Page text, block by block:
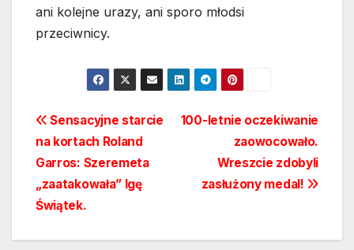
ani kolejne urazy, ani sporo młodsi
przeciwnicy.
Nawigacja
wpisu
100-letnie oczekiwanie
zaowocowało.
Wreszcie zdobyli
zasłużony medal!
Sensacyjne starcie
na kortach Roland
Garros: Szeremeta
„zaatakowała” Igę
Świątek.